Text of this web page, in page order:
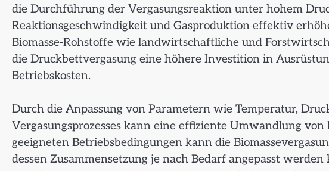
die Durchführung der Vergasungsreaktion unter hohem
Reaktionsgeschwindigkeit und Gasproduktion effektiv
Biomasse-Rohstoffe wie landwirtschaftliche und
die Druckbettvergasung eine höhere Investition in
Betriebskosten.
Durch die Anpassung von Parametern wie Temperatur,
Vergasungsprozesses kann eine effiziente Umwandlung
geeigneten Betriebsbedingungen kann die
dessen Zusammensetzung je nach Bedarf angepasst